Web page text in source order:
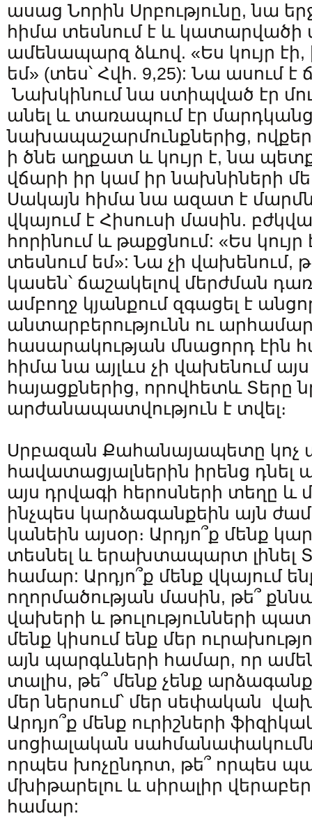
ասաց Նորին Սրբությունը, նա
հիմա տեսնում է և կատարվածի
ամենապարզ ձևով. «Ես կույր
եմ» (տես՝ Հվհ. 9,25): Նա ասում է
Նախկինում նա ստիպված էր
անել և տառապում էր
նախապաշարմունքներից,
ի ծնե աղքատ և կույր է, նա
վճարի իր կամ իր նախնիների
Սակայն հիմա նա ազատ է
վկայում է Հիսուսի մասին.
հորինում և թաքցնում: «Ես
տեսնում եմ»: Նա չի վախենում,
կասեն՝ ճաշակելով մերժման
ամբողջ կյանքում զգացել է
անտարբերությունն ու
հասարակության մնացորդ էին
հիմա նա այլևս չի վախենում
հայացքներից, որովհետև Տերը
արժանապատվություն է տվել։
Սրբազան Քահանայապետը կոչ
հավատացյալներին իրենց
այս դրվագի հերոսների տեղը և
ինչպես կարձագանքեին այն
կանեին այսօր։ Արդյո՞ք մենք
տեսնել և երախտապարտ լինել
համար: Արդյո՞ք մենք վկայում
ողորմածության մասին, թե՞
վախերի և թուլությունների
մենք կիսում ենք մեր
այն պարգևների համար, որ
տալիս, թե՞ մենք չենք
մեր ներսում՝ մեր սեփական
Արդյո՞ք մենք ուրիշների
սոցիալական
որպես խոչընդոտ, թե՞ որպես
մխիթարելու և սիրալիր
համար: